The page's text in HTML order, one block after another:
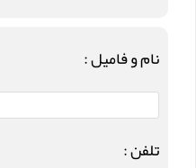
نام و فامیل :
تلفن :